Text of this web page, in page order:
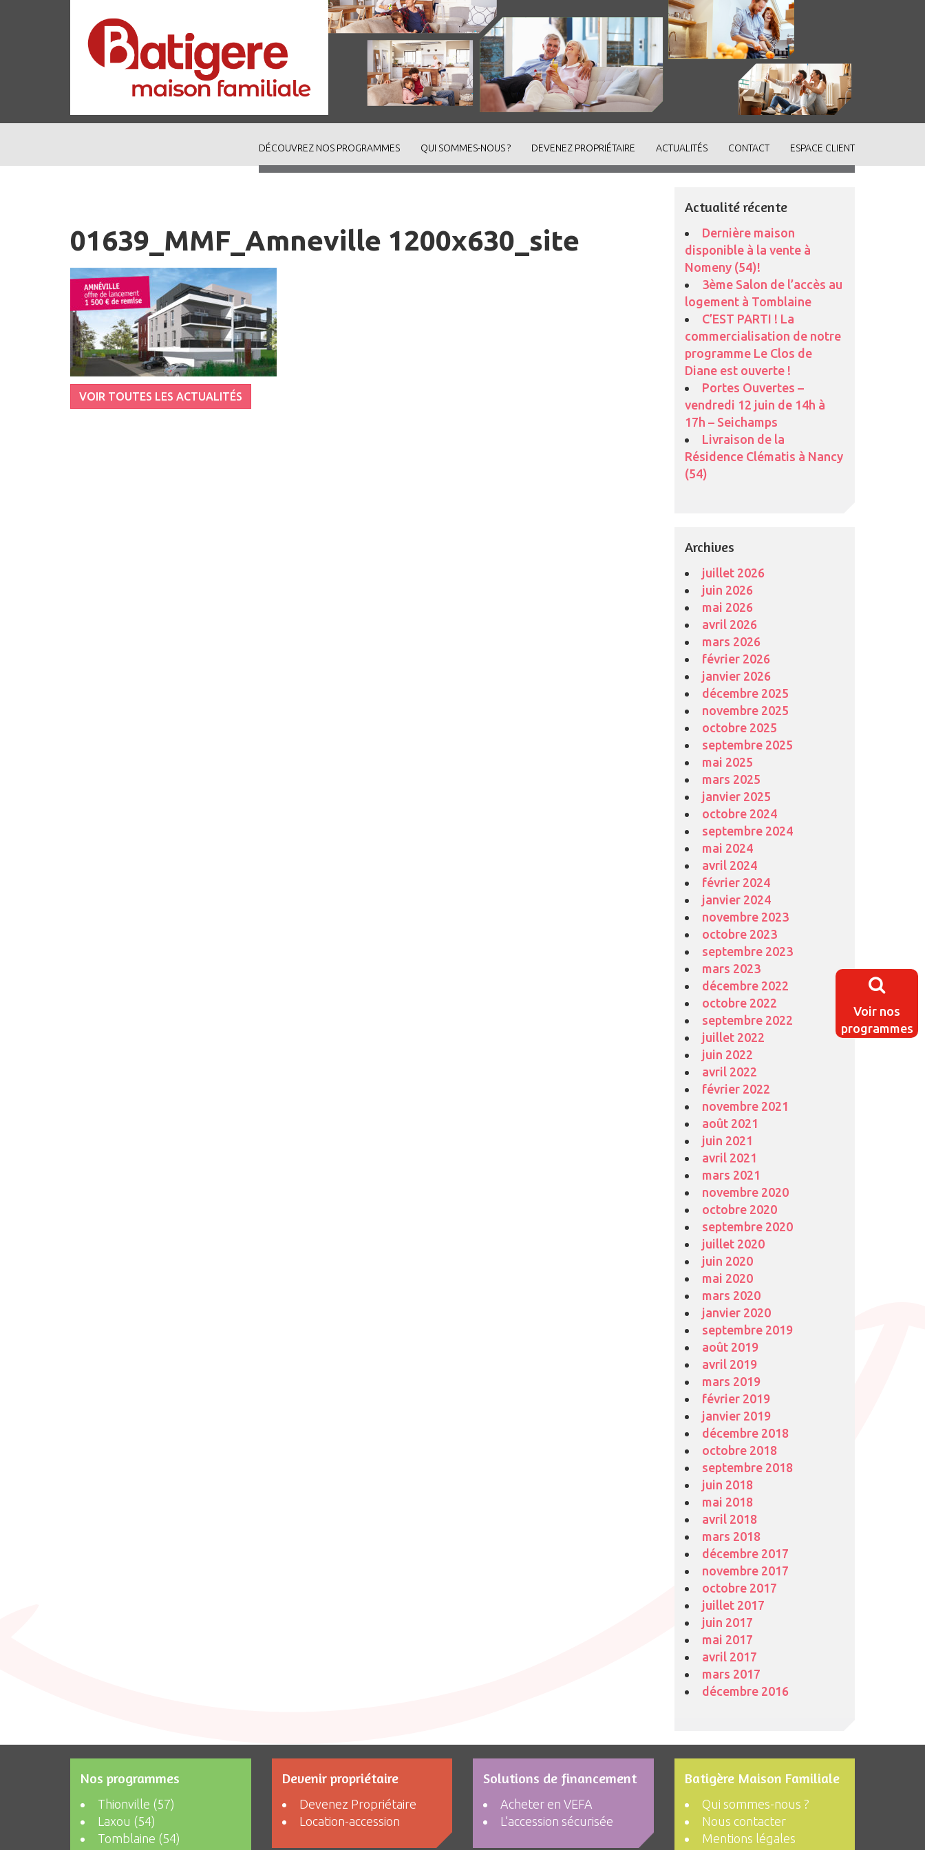
Voir nos
programmes
DÉCOUVREZ NOS PROGRAMMES QUI SOMMES-NOUS ? DEVENEZ PROPRIÉTAIRE ACTUALITÉS CONTACT ESPACE CLIENT
01639_MMF_Amneville 1200x630_site
VOIR TOUTES LES ACTUALITÉS
Actualité récente
Dernière maison
disponible à la vente à
Nomeny (54)!
3ème Salon de l’accès au
logement à Tomblaine
C’EST PARTI ! La
commercialisation de notre
programme Le Clos de
Diane est ouverte !
Portes Ouvertes –
vendredi 12 juin de 14h à
17h – Seichamps
Livraison de la
Résidence Clématis à Nancy
(54)
Archives
juillet 2026
juin 2026
mai 2026
avril 2026
mars 2026
février 2026
janvier 2026
décembre 2025
novembre 2025
octobre 2025
septembre 2025
mai 2025
mars 2025
janvier 2025
octobre 2024
septembre 2024
mai 2024
avril 2024
février 2024
janvier 2024
novembre 2023
octobre 2023
septembre 2023
mars 2023
décembre 2022
octobre 2022
septembre 2022
juillet 2022
juin 2022
avril 2022
février 2022
novembre 2021
août 2021
juin 2021
avril 2021
mars 2021
novembre 2020
octobre 2020
septembre 2020
juillet 2020
juin 2020
mai 2020
mars 2020
janvier 2020
septembre 2019
août 2019
avril 2019
mars 2019
février 2019
janvier 2019
décembre 2018
octobre 2018
septembre 2018
juin 2018
mai 2018
avril 2018
mars 2018
décembre 2017
novembre 2017
octobre 2017
juillet 2017
juin 2017
mai 2017
avril 2017
mars 2017
décembre 2016
Nos programmes
Thionville (57)
Laxou (54)
Tomblaine (54)
Devenir propriétaire
Devenez Propriétaire
Location-accession
Solutions de financement
Acheter en VEFA
L’accession sécurisée
Batigère Maison Familiale
Qui sommes-nous ?
Nous contacter
Mentions légales